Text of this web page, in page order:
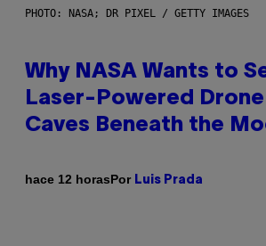
PHOTO: NASA; DR PIXEL / GETTY IMAGES
Why NASA Wants to
Laser-Powered
Caves Beneath the
hace 12 horasPor Luis Prada